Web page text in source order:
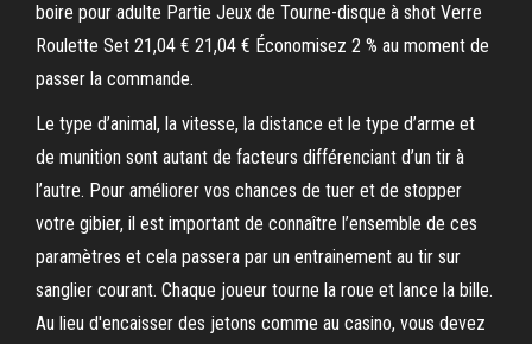
boire pour adulte Partie Jeux de Tourne-disque à shot Verre
Roulette Set 21,04 € 21,04 € Économisez 2 % au moment de
passer la commande.
Le type d’animal, la vitesse, la distance et le type d’arme et
de munition sont autant de facteurs différenciant d’un tir à
l’autre. Pour améliorer vos chances de tuer et de stopper
votre gibier, il est important de connaître l’ensemble de ces
paramètres et cela passera par un entrainement au tir sur
sanglier courant. Chaque joueur tourne la roue et lance la bille.
Au lieu d'encaisser des jetons comme au casino, vous devez